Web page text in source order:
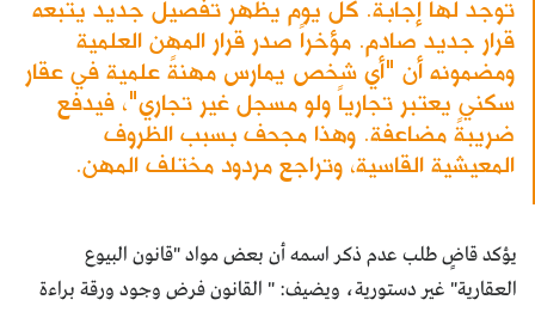
توجد لها إجابة. كل يوم يظهر تفصيل جديد يتبعه
قرار جديد صادم. مؤخراً صدر قرار المهن العلمية
ومضمونه أن "أي شخص يمارس مهنةً علمية في عقار
سكني يعتبر تجارياً ولو مسجل غير تجاري"، فيدفع
ضريبةً مضاعفة. وهذا مجحف بسبب الظروف
المعيشية القاسية، وتراجع مردود مختلف المهن.
يؤكد قاضٍ طلب عدم ذكر اسمه أن بعض مواد "قانون البيوع
العقارية" غير دستورية، ويضيف: " القانون فرض وجود ورقة براءة